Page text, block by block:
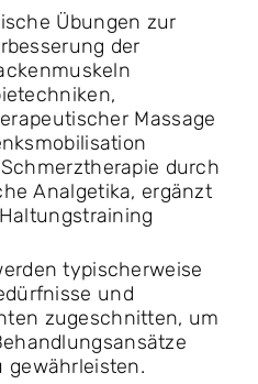
Übungen zur
der
Massage
durch
Analgetika, ergänzt
typischerweise
und
zugeschnitten, um
gewährleisten.